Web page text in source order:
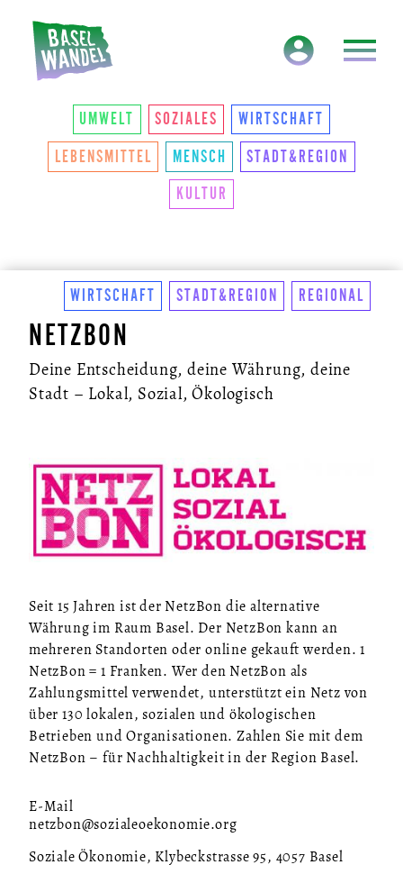
HAUPTNAVIGATION
THEMEN
UMWELT SOZIALES WIRTSCHAFT
LEBENSMITTEL MENSCH STADT&REGION
KULTUR
WIRTSCHAFT STADT&REGION REGIONAL
NETZBON
Deine Entscheidung, deine Währung, deine
Stadt – Lokal, Sozial, Ökologisch
Seit 15 Jahren ist der NetzBon die alternative
Währung im Raum Basel. Der NetzBon kann an
mehreren Standorten oder online gekauft werden. 1
NetzBon = 1 Franken. Wer den NetzBon als
Zahlungsmittel verwendet, unterstützt ein Netz von
über 130 lokalen, sozialen und ökologischen
Betrieben und Organisationen. Zahlen Sie mit dem
NetzBon – für Nachhaltigkeit in der Region Basel.
E-Mail
netzbon@sozialeoekonomie.org
Soziale Ökonomie, Klybeckstrasse 95, 4057 Basel